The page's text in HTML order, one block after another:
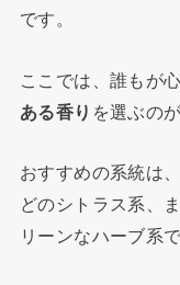
です。
ここでは、誰もが
ある香り を選ぶの
おすすめの系統は
どのシトラス系、
リーンなハーブ系で